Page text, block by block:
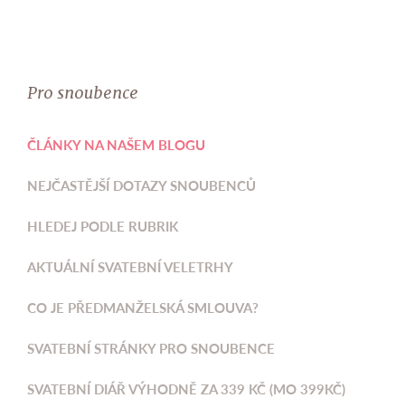
Pro snoubence
ČLÁNKY NA NAŠEM BLOGU
NEJČASTĚJŠÍ DOTAZY SNOUBENCŮ
HLEDEJ PODLE RUBRIK
AKTUÁLNÍ SVATEBNÍ VELETRHY
CO JE PŘEDMANŽELSKÁ SMLOUVA?
SVATEBNÍ STRÁNKY PRO SNOUBENCE
SVATEBNÍ DIÁŘ VÝHODNĚ ZA 339 KČ (MO 399KČ)